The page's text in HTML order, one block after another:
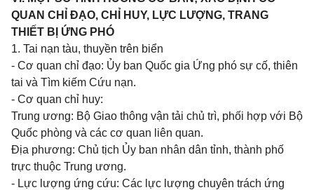
QUAN CHỈ ĐẠO, CHỈ HUY, LỰC LƯỢNG, TRANG
THIẾT BỊ ỨNG PHÓ
1. Tai nạn tàu, thuyền trên biển
- Cơ quan chỉ đạo: Ủy ban Quốc gia Ứng phó sự cố, thiên
tai và Tìm kiếm Cứu nạn.
- Cơ quan chỉ huy:
Trung ương: Bộ Giao thông vận tải chủ trì, phối hợp với Bộ
Quốc phòng và các cơ quan liên quan.
Địa phương: Chủ tịch Ủy ban nhân dân tỉnh, thành phố
trực thuộc Trung ương.
- Lực lượng ứng cứu: Các lực lượng chuyên trách ứng